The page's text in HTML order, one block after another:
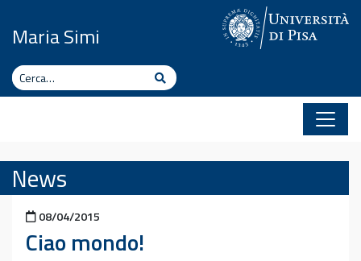
Maria Simi
Cerca Cerca
News
Pubblicato il
08/04/2015
Ciao mondo!